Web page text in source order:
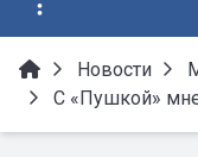
Новости
С «Пушкой»